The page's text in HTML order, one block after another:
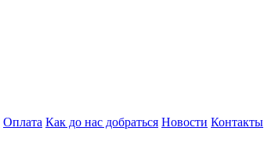
Оплата Как до нас добраться Новости Контакты